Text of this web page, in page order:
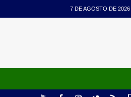
7 DE AGOSTO DE 2026